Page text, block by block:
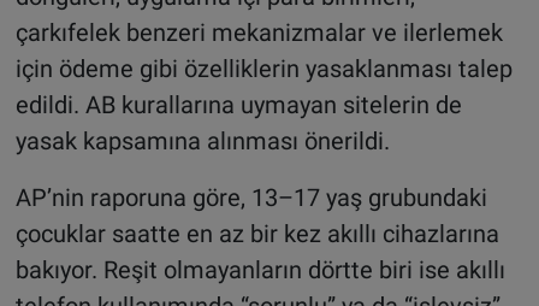
çarkıfelek benzeri mekanizmalar ve ilerlemek
için ödeme gibi özelliklerin yasaklanması talep
edildi. AB kurallarına uymayan sitelerin de
yasak kapsamına alınması önerildi.
AP’nin raporuna göre, 13–17 yaş grubundaki
çocuklar saatte en az bir kez akıllı cihazlarına
bakıyor. Reşit olmayanların dörtte biri ise akıllı